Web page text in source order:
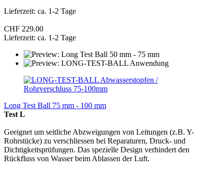
Lieferzeit: ca. 1-2 Tage
CHF 229.00
Lieferzeit: ca. 1-2 Tage
Long Test Ball 75 mm - 100 mm
Test L
Geeignet um seitliche Abzweigungen von Leitungen (z.B. Y-
Rohrstücke) zu verschliessen bei Reparaturen, Druck- und
Dichtigkeitsprüfungen. Das spezielle Design verhindert den
Rückfluss von Wasser beim Ablassen der Luft.